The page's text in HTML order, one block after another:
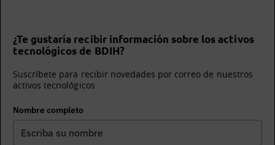
¿Te gustaría recibir información sobre los activos
tecnológicos de BDIH?
Suscríbete para recibir novedades por correo de nuestros
activos tecnológicos.
Nombre completo